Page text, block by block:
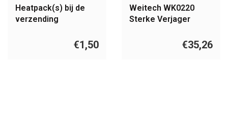
Heatpack(s) bij de
verzending
€1,50
Weitech WK0220
Sterke Verjager
€35,26